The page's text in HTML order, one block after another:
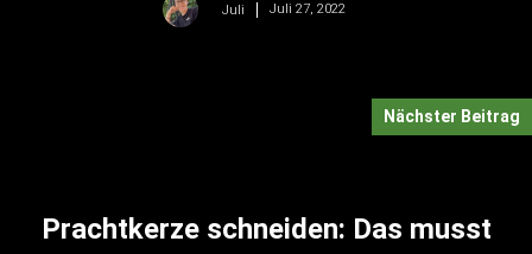
Juli Juli 27, 2022
Nächster Beitrag
Prachtkerze schneiden: Das musst